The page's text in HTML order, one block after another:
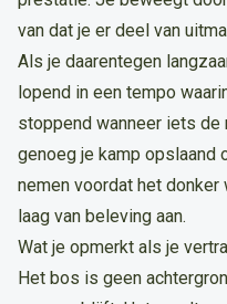
van dat je er deel van
Als je daarentegen
lopend in een tempo
stoppend wanneer iets
genoeg je kamp opslaand
nemen voordat het
laag van beleving aan.
Wat je opmerkt als je
Het bos is geen